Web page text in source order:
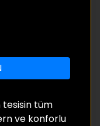
tesisin tüm
ve konforlu